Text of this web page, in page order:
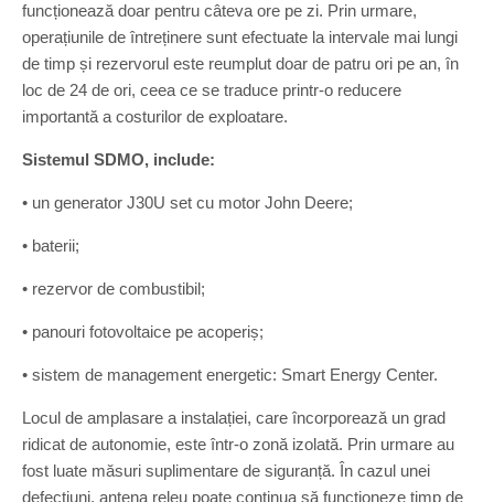
funcționează doar pentru câteva ore pe zi. Prin urmare,
operațiunile de întreținere sunt efectuate la intervale mai lungi
de timp și rezervorul este reumplut doar de patru ori pe an, în
loc de 24 de ori, ceea ce se traduce printr-o reducere
importantă a costurilor de exploatare.
Sistemul SDMO, include:
• un generator J30U set cu motor John Deere;
• baterii;
• rezervor de combustibil;
• panouri fotovoltaice pe acoperiș;
• sistem de management energetic: Smart Energy Center.
Locul de amplasare a instalației, care încorporează un grad
ridicat de autonomie, este într-o zonă izolată. Prin urmare au
fost luate măsuri suplimentare de siguranță. În cazul unei
defecțiuni, antena releu poate continua să funcționeze timp de